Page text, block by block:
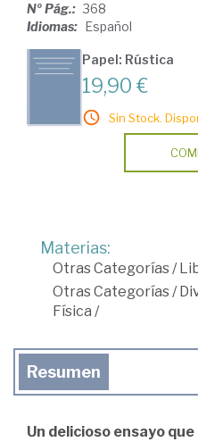
Nº Pág.: 368
Idiomas: Español
Papel: Rústica
19,90 €
Sin Stock.
Materias:
Otras Categorías/
Otras Categorías/
Física /
Resumen
Un delicioso ensayo